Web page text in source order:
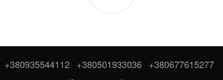
+380935544112 +380501933036 +380677615277